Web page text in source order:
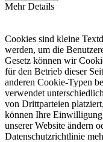
Mehr Details
Cookies sind kleine
werden, um die
Gesetz können wir
für den Betrieb dieser
anderen Cookie-Typen
verwendet
von Drittparteien
können Ihre
unserer Website ändern
Datenschutzrichtlinie